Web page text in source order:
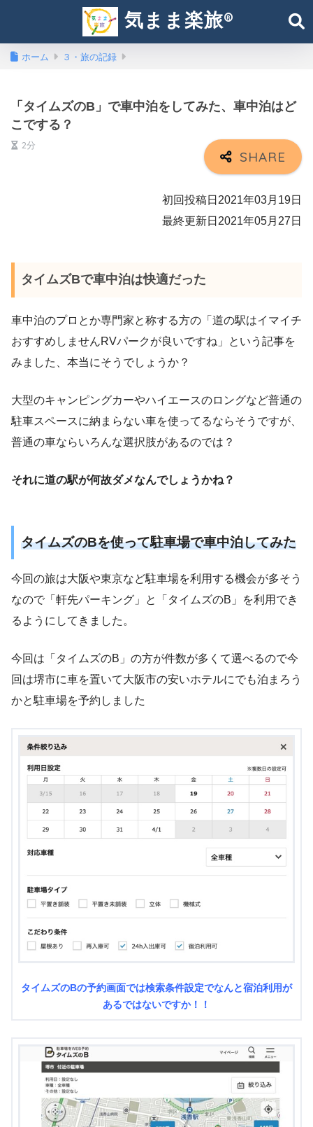
気まま楽旅®︎
ホーム ３・旅の記録
「タイムズのB」で車中泊をしてみた、車中泊はど
こでする？
2分
初回投稿日2021年03月19日
最終更新日2021年05月27日
タイムズBで車中泊は快適だった
車中泊のプロとか専門家と称する方の「道の駅はイマイチ
おすすめしませんRVパークが良いですね」という記事を
みました、本当にそうでしょうか？
大型のキャンピングカーやハイエースのロングなど普通の
駐車スペースに納まらない車を使ってるならそうですが、
普通の車ならいろんな選択肢があるのでは？
それに道の駅が何故ダメなんでしょうかね？
タイムズのBを使って駐車場で車中泊してみた
今回の旅は大阪や東京など駐車場を利用する機会が多そう
なので「軒先パーキング」と「タイムズのB」を利用でき
るようにしてきました。
今回は「タイムズのB」の方が件数が多くて選べるので今
回は堺市に車を置いて大阪市の安いホテルにでも泊まろう
かと駐車場を予約しました
タイムズのBの予約画面では検索条件設定でなんと宿泊利用が
あるではないですか！！